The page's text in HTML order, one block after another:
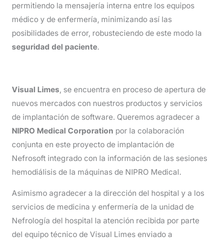
permitiendo la mensajería interna entre los equipos
médico y de enfermería, minimizando así las
posibilidades de error, robusteciendo de este modo la
seguridad del paciente.
Visual Limes, se encuentra en proceso de apertura de
nuevos mercados con nuestros productos y servicios
de implantación de software. Queremos agradecer a
NIPRO Medical Corporation por la colaboración
conjunta en este proyecto de implantación de
Nefrosoft integrado con la información de las sesiones
hemodiálisis de la máquinas de NIPRO Medical.
Asimismo agradecer a la dirección del hospital y a los
servicios de medicina y enfermería de la unidad de
Nefrología del hospital la atención recibida por parte
del equipo técnico de Visual Limes enviado a